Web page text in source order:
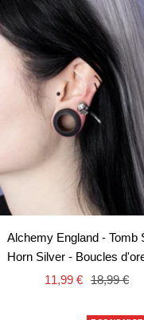
Alchemy England - Tomb
Horn Silver - Boucles
Prix
11,99 € Prix
18,99 €